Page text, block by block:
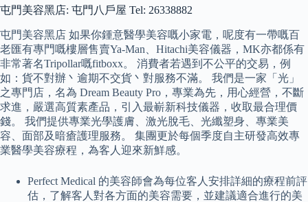
屯門美容黑店: 屯門八戶屋 Tel: 26338882
屯門美容黑店 如果你鍾意醫學美容嘅小家電，呢度有一帶嘅百
老匯有專門嘅樓層售賣Ya-Man、Hitachi美容儀器，MK亦都係有
非常著名Tripollar嘅fitboxx。 消費者若遇到不公平的交易，例
如：貨不對辦丶逾期不交貨丶對服務不滿。 我們是一家「光」
之專門店，名為 Dream Beauty Pro，專業為先，用心經營，不斷
求進，嚴選高質素產品，引入最嶄新科技儀器，收取最合理價
錢。 我們提供專業光學護膚、激光脫毛、光纖塑身、專業美
容、面部及暗瘡護理服務。 集團更於每個季度自主研發高效專
業醫學美容療程，為客人迎來新鮮感。
Perfect Medical 的美容師會為每位客人安排詳細的療程前評
估，了解客人對各方面的美容需要，並建議適合進行的美